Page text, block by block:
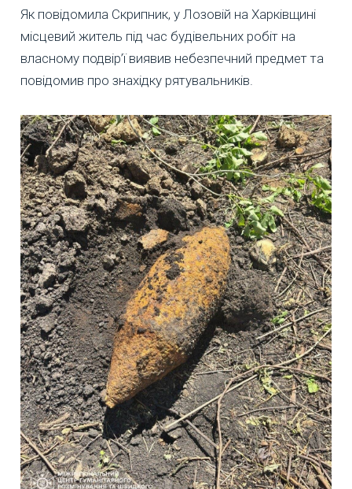
Як повідомила Скрипник, у Лозовій на Харківщині
місцевий житель під час будівельних робіт на
власному подвір’ї виявив небезпечний предмет та
повідомив про знахідку рятувальників.